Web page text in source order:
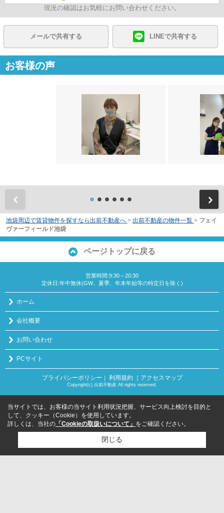
現況の確認はお気軽にお問い合わせください。
メールで共有する LINEで共有する
お客様の声
池袋周辺で賃貸物件を探すなら出前不動産へ > 出前不動産の物件一覧 > フェイ
ヴァーフィールド池袋
ページトップに戻る
営業時間:9:30～20:30
定休日:年中無休(GW、夏季、年末年始等の特定日を除く)
ホーム
会社概要
お問い合わせ
PCサイト
プライバシーポリシー 利用規約 ｜アクセスマップ
Copyright(c) 出前不動産 All rights reserved.
当サイトでは、お客様の当サイト利用状況把握、サービス向上検討を目的と
して、クッキー（Cookie）を使用しています。
詳しくは、当社の 「Cookieの取扱いについて」 をご確認ください。
閉じる